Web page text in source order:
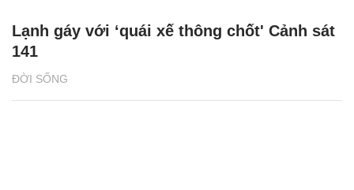
ĐỜI SỐNG
Lạnh gáy với ‘quái xế thông chốt' Cảnh sát
141